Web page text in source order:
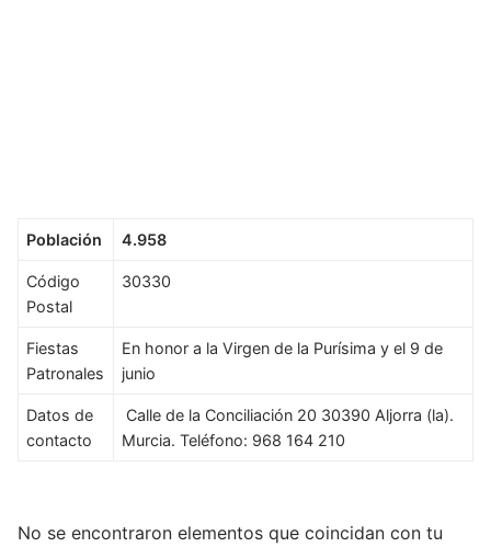
Población 4.958
Código
Postal
30330
Fiestas
Patronales
En honor a la Virgen de la Purísima y el 9 de
junio
Datos de
contacto
Calle de la Conciliación 20 30390 Aljorra (la).
Murcia. Teléfono: 968 164 210
No se encontraron elementos que coincidan con tu